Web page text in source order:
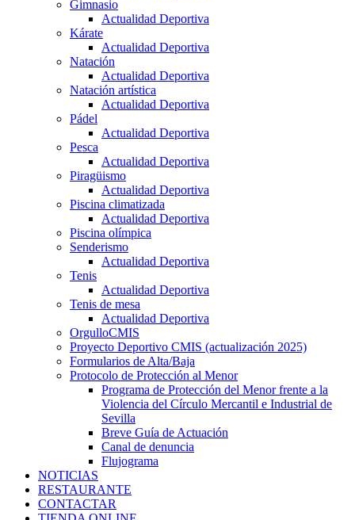
Gimnasio
Actualidad Deportiva
Kárate
Actualidad Deportiva
Natación
Actualidad Deportiva
Natación artística
Actualidad Deportiva
Pádel
Actualidad Deportiva
Pesca
Actualidad Deportiva
Piragüismo
Actualidad Deportiva
Piscina climatizada
Actualidad Deportiva
Piscina olímpica
Senderismo
Actualidad Deportiva
Tenis
Actualidad Deportiva
Tenis de mesa
Actualidad Deportiva
OrgulloCMIS
Proyecto Deportivo CMIS (actualización 2025)
Formularios de Alta/Baja
Protocolo de Protección al Menor
Programa de Protección del Menor frente a la
Violencia del Círculo Mercantil e Industrial de
Sevilla
Breve Guía de Actuación
Canal de denuncia
Flujograma
NOTICIAS
RESTAURANTE
CONTACTAR